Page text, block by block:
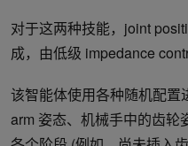
对于这两种技能，joint
成，由低级 impedance
该智能体使用各种随机配置
arm 姿态、机械手中的齿轮